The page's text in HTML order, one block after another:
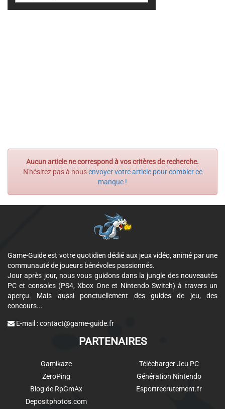
Aucun article ne correspond à vos critères de recherche.
N'hésitez pas à nousenvoyer votre article pour combler ce
manque !
Game-Guide est votre quotidien dédié aux jeux vidéo, animé par une
communauté de joueurs bénévoles passionnés.
Jour après jour, nous vous guidons dans la jungle des nouveautés
PC et consoles (PS4, Xbox One et Nintendo Switch) à travers un
aperçu. Mais aussi ponctuellement des guides de jeu, des
concours...
E-mail :contact@game-guide.fr
PARTENAIRES
Gamikaze
ZeroPing
Blog de RpGmAx
Depositphotos.com
Télécharger Jeu PC
Génération Nintendo
Esportrecrutement.fr